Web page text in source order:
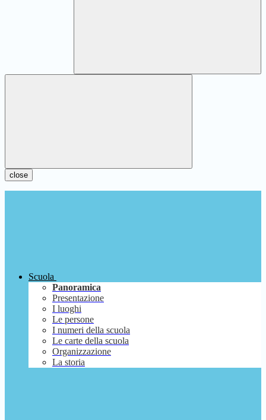
close
Scuola
Panoramica
Presentazione
I luoghi
Le persone
I numeri della scuola
Le carte della scuola
Organizzazione
La storia